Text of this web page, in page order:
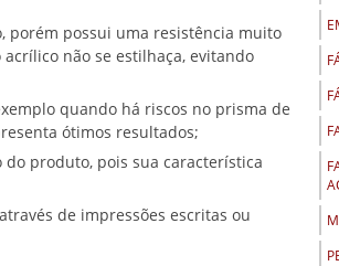
porém possui uma resistência muito
não se estilhaça, evitando
quando há riscos no prisma de
ótimos resultados;
produto, pois sua característica
de impressões escritas ou